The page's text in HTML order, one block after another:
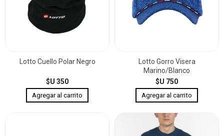
Lotto Cuello Polar Negro
$U 350
Lotto Gorro Visera
Marino/Blanco
$U 750